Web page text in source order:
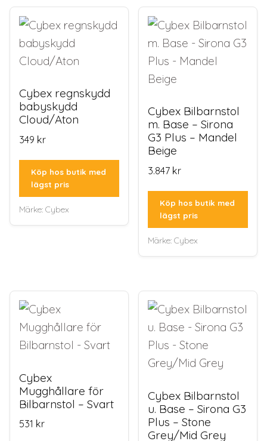
Cybex regnskydd
babyskydd
Cloud/Aton
349 kr
Köp hos butik med
lägst pris
Märke: Cybex
Cybex Bilbarnstol
m. Base – Sirona
G3 Plus – Mandel
Beige
3.847 kr
Köp hos butik med
lägst pris
Märke:Cybex
Cybex
Mugghållare för
Bilbarnstol – Svart
531 kr
Cybex Bilbarnstol
u. Base – Sirona G3
Plus – Stone
Grey/Mid Grey